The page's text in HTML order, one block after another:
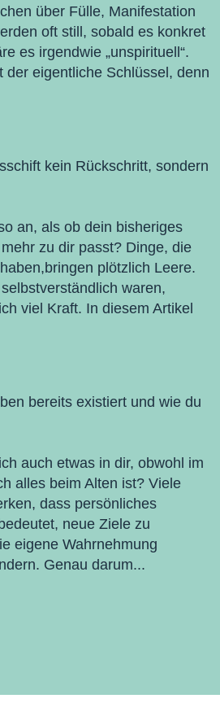
über Fülle, Manifestation
oft still, sobald es konkret
es irgendwie „unspirituell“.
der eigentliche Schlüssel, denn
kein Rückschritt, sondern
an, als ob dein bisheriges
zu dir passt? Dinge, die
plötzlich Leere.
waren,
viel Kraft. In diesem Artikel
bereits existiert und wie du
auch etwas in dir, obwohl im
alles beim Alten ist? Viele
dass persönliches
neue Ziele zu
eigene Wahrnehmung
Genau darum...